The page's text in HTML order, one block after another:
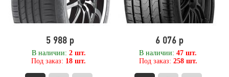
ROTALLA
ROYAL BLACK
Sailun RoadX
SATOYA
Sava
SONIX
5 988 р
В наличии: 2 шт.
Под заказ: 18 шт.
6 076 р
В наличии:47 шт.
Под заказ: 258 шт.